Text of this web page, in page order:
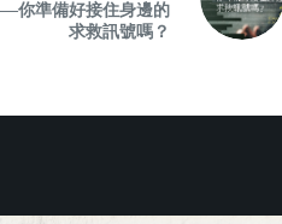
你準備好接住身邊的
求救訊號嗎？